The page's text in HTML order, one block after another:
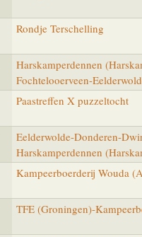
Rondje Terschelling
Harskamperdennen
Fochtelooerveen-
Paastreffen X puzzeltocht
Eelderwolde-Donderen-
Harskamperdennen
Kampeerboerderij Wouda
TFE (Groningen)-